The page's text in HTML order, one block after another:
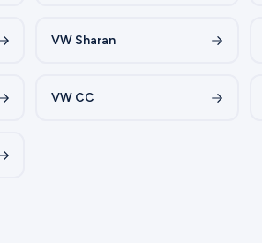
VW Sharan
VW CC